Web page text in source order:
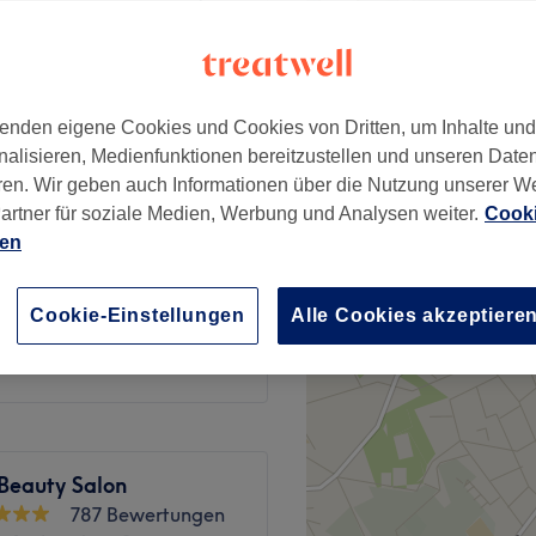
65 €
110 €
Salon
787 Bewertungen
eigene Cookies und Cookies von Dritten, um Inhalte
Medienfunktionen bereitzustellen und unseren
Wir geben auch Informationen über die Nutzung unserer
für soziale Medien, Werbung und Analysen weiter.
Cookie-Einstellungen Alle Cookies akzeptieren